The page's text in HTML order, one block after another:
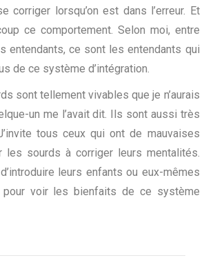
corriger lorsqu’on est dans l’erreur. Et
ce comportement. Selon moi, entre
entendants, ce sont les entendants qui
de ce système d’intégration.
sont tellement vivables que je n’aurais
un me l’avait dit. Ils sont aussi très
tous ceux qui ont de mauvaises
les sourds à corriger leurs mentalités.
leurs enfants ou eux-mêmes
pour voir les bienfaits de ce système